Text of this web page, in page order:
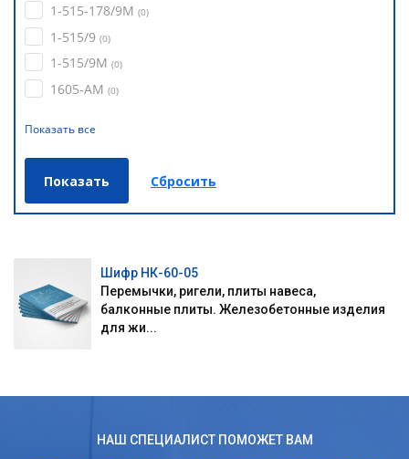
1-515-178/9М (0)
1-515/9 (0)
1-515/9М (0)
1605-АМ (0)
Показать все
Шифр НК-60-05
Перемычки, ригели, плиты навеса,
балконные плиты. Железобетонные изделия
для жи...
НАШ СПЕЦИАЛИСТ ПОМОЖЕТ ВАМ